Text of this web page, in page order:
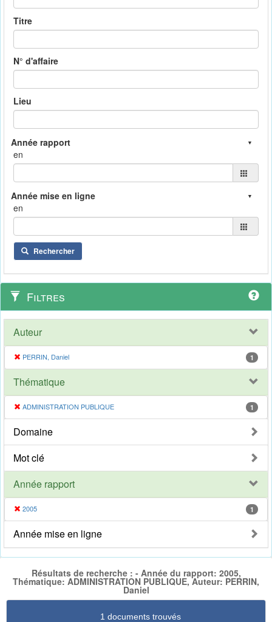
Titre
N° d'affaire
Lieu
en
en
Rechercher
Filtres
Auteur
PERRIN, Daniel 1
Thématique
ADMINISTRATION PUBLIQUE 1
Domaine
Mot clé
Année rapport
2005 1
Année mise en ligne
Résultats de recherche : - Année du rapport: 2005,
Thématique: ADMINISTRATION PUBLIQUE, Auteur: PERRIN,
Daniel
1 documents trouvés